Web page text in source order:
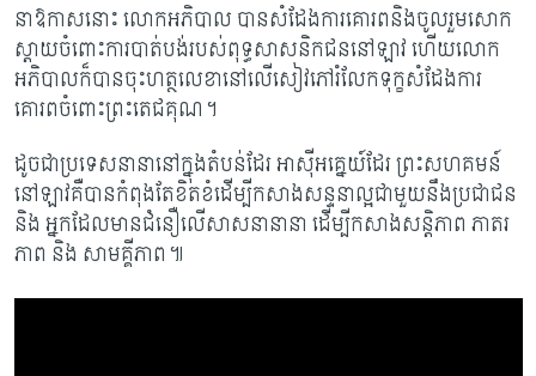
នាឱកាសនោះ លោកអភិបាល បានសំដែងការគោរពនិងចូលរួមសោក
ស្តាយចំពោះការបាត់បង់របស់ពុទ្ធសាសនិកជននៅឡាវ ហើយលោក
អភិបាលក៏បានចុះហត្ថលេខានៅលើសៀវភៅរំលែកទុក្ខសំដែងការ
គោរពចំពោះព្រះតេជគុណ។
ដូចជាប្រទេសនានានៅក្នុងតំបន់ដែរ អាស៊ីអគ្នេយ៍ដែរ ព្រះសហគមន៍
នៅឡាវគឺបានកំពុងតែខិតខំដើម្បីកសាងសន្ទនាល្អជាមួយនឹងប្រជាជន
និង អ្នកដែលមានជំនឿលើសាសនានានា ដើម្បីកសាងសន្តិភាព ភាតរ
ភាព និង សាមគ្គីភាព៕